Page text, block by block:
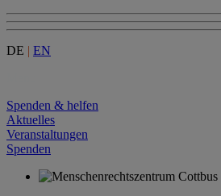
DE | EN
Spenden & helfen
Aktuelles
Veranstaltungen
Spenden